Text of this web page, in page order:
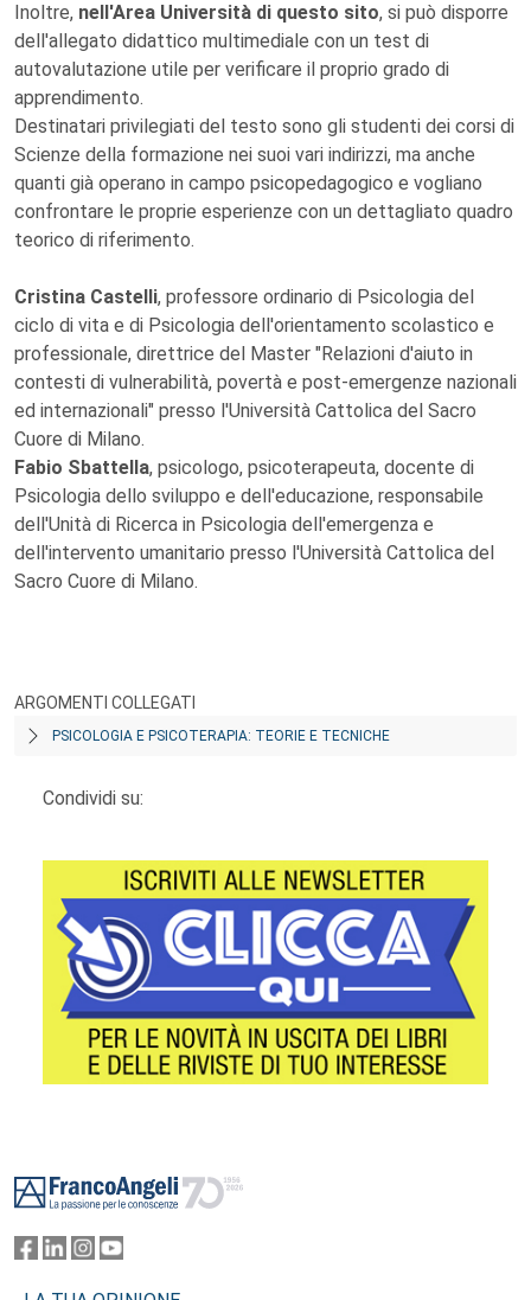
Inoltre, nell'Area Università di questo sito, si può disporre
dell'allegato didattico multimediale con un test di
autovalutazione utile per verificare il proprio grado di
apprendimento.
Destinatari privilegiati del testo sono gli studenti dei corsi di
Scienze della formazione nei suoi vari indirizzi, ma anche
quanti già operano in campo psicopedagogico e vogliano
confrontare le proprie esperienze con un dettagliato quadro
teorico di riferimento.
Cristina Castelli, professore ordinario di Psicologia del
ciclo di vita e di Psicologia dell'orientamento scolastico e
professionale, direttrice del Master "Relazioni d'aiuto in
contesti di vulnerabilità, povertà e post-emergenze nazionali
ed internazionali" presso l'Università Cattolica del Sacro
Cuore di Milano.
Fabio Sbattella, psicologo, psicoterapeuta, docente di
Psicologia dello sviluppo e dell'educazione, responsabile
dell'Unità di Ricerca in Psicologia dell'emergenza e
dell'intervento umanitario presso l'Università Cattolica del
Sacro Cuore di Milano.
ARGOMENTI COLLEGATI
PSICOLOGIA E PSICOTERAPIA: TEORIE E TECNICHE
Condividi su: